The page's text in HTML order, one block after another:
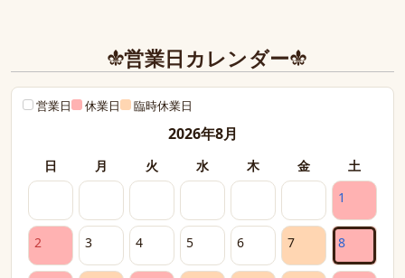
ありがとうございました。営業日カレンダー
営業日 休業日 臨時休業日
2026年8月
日 月 火 水 木 金
土
1
2 3 4 5 6 7 8